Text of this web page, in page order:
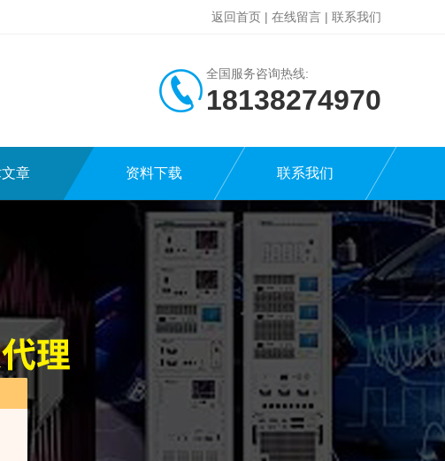
返回首页 | 在线留言 | 联系我们
全国服务咨询热线:
18138274970
章 资料下载 联系我们